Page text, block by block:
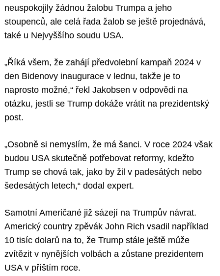
neuspokojily žádnou žalobu Trumpa a jeho
stoupenců, ale celá řada žalob se ještě projednává,
také u Nejvyššího soudu USA.
„Říká všem, že zahájí předvolební kampaň 2024 v
den Bidenovy inaugurace v lednu, takže je to
naprosto možné,“ řekl Jakobsen v odpovědi na
otázku, jestli se Trump dokáže vrátit na prezidentský
post.
„Osobně si nemyslím, že má šanci. V roce 2024 však
budou USA skutečně potřebovat reformy, kdežto
Trump se chová tak, jako by žil v padesátých nebo
šedesátých letech,“ dodal expert.
Samotní Američané již sázejí na Trumpův návrat.
Americký country zpěvák John Rich vsadil například
10 tisíc dolarů na to, že Trump stále ještě může
zvítězit v nynějších volbách a zůstane prezidentem
USA v příštím roce.